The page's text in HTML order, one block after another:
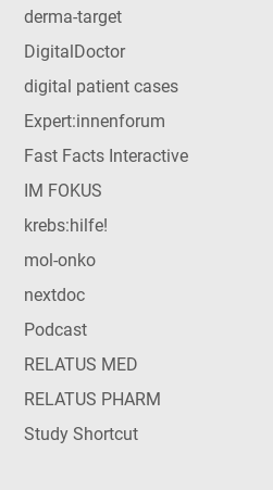
derma-target
DigitalDoctor
digital patient cases
Expert:innenforum
Fast Facts Interactive
IM FOKUS
krebs:hilfe!
mol-onko
nextdoc
Podcast
RELATUS MED
RELATUS PHARM
Study Shortcut